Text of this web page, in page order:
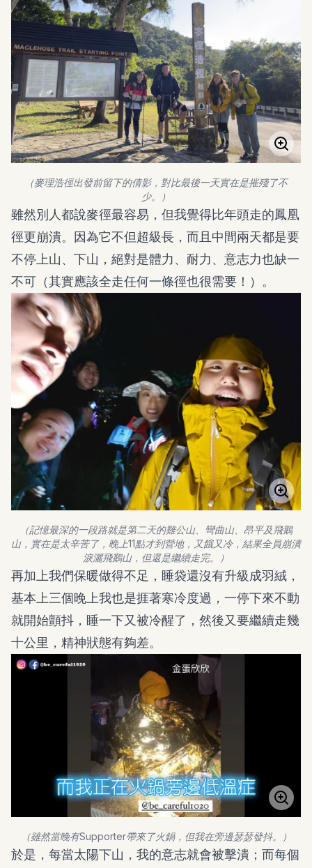
（麥理浩徑出發前留下的倩影，對比最後一天實在是摧殘了不
少。）
雖然別人都說麥徑最容易，但我覺得比年頭走的鳳凰
徑更崩潰。因為它不但超級長，而且中間兩天都是要
不停上山、下山，絕對是體力、耐力、意志力也缺一
不可（其實應該全走任何一條徑也很需要！）。
（記憶最深的一段路就是第二天的雞公山、彎曲山、昂平及飛鵝
山，實在是太辛苦了，晚上11點才到營地，又餓又冷，結果全員崩潰
淚灑飛鵝山，但還是繼續走完。）
再加上我們保暖做得不足，睡袋還沒有升級成羽絨，
基本上三個晚上我也是捱著寒冷度過，一停下來不動
就開始顫抖，睡一下又被冷醒了，然後又要繼續走幾
十公里，精神狀態有夠差。
（雖然當晚有Supporter帶來了火鍋，但我在旁邊瑟瑟發抖。）
於是，每當太陽下山，我的意志就會被擊潰；而每個